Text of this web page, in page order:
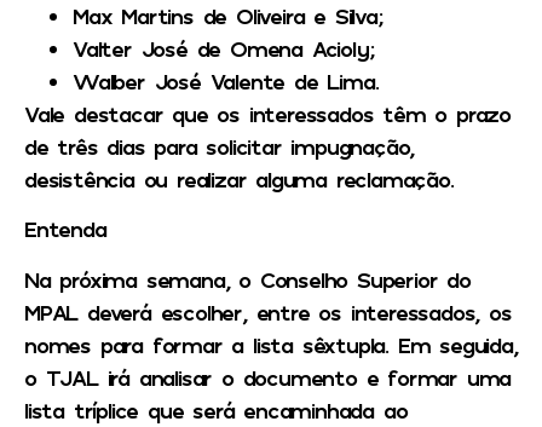
Max Martins de Oliveira e Silva;
Valter José de Omena Acioly;
Walber José Valente de Lima.
Vale destacar que os interessados têm o prazo
de três dias para solicitar impugnação,
desistência ou realizar alguma reclamação.
Entenda
Na próxima semana, o Conselho Superior do
MPAL deverá escolher, entre os interessados, os
nomes para formar a lista sêxtupla. Em seguida,
o TJAL irá analisar o documento e formar uma
lista tríplice que será encaminhada ao